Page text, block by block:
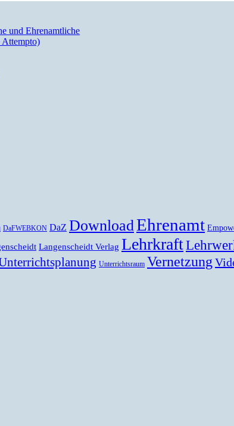
und Ehrenamtliche
Attempto)
DaFWEBKON DaZ DownloadEhrenamt
Langenscheidt Verlag Lehrkraft
Unterrichtsraum Vernetzung